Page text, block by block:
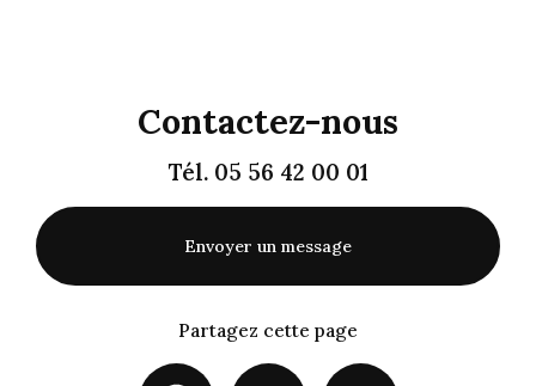
Contactez-nous
Tél. 05 56 42 00 01
Envoyer un message
Partagez cette page
Facebook